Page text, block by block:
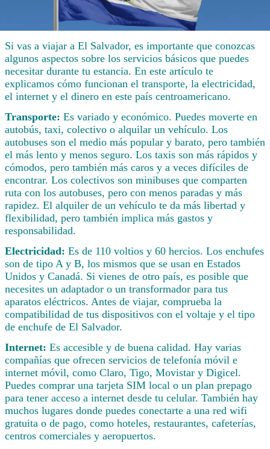
Si vas a viajar a El Salvador, es importante que conozcas
algunos aspectos sobre los servicios básicos que puedes
necesitar durante tu estancia. En este artículo te
explicamos cómo funcionan el transporte, la electricidad,
el internet y el dinero en este país centroamericano.
Transporte: Es variado y económico. Puedes moverte en
autobús, taxi, colectivo o alquilar un vehículo. Los
autobuses son el medio más popular y barato, pero también
el más lento y menos seguro. Los taxis son más rápidos y
cómodos, pero también más caros y a veces difíciles de
encontrar. Los colectivos son minibuses que comparten
ruta con los autobuses, pero con menos paradas y más
rapidez. El alquiler de un vehículo te da más libertad y
flexibilidad, pero también implica más gastos y
responsabilidad.
Electricidad: Es de 110 voltios y 60 hercios. Los enchufes
son de tipo A y B, los mismos que se usan en Estados
Unidos y Canadá. Si vienes de otro país, es posible que
necesites un adaptador o un transformador para tus
aparatos eléctricos. Antes de viajar, comprueba la
compatibilidad de tus dispositivos con el voltaje y el tipo
de enchufe de El Salvador.
Internet: Es accesible y de buena calidad. Hay varias
compañías que ofrecen servicios de telefonía móvil e
internet móvil, como Claro, Tigo, Movistar y Digicel.
Puedes comprar una tarjeta SIM local o un plan prepago
para tener acceso a internet desde tu celular. También hay
muchos lugares donde puedes conectarte a una red wifi
gratuita o de pago, como hoteles, restaurantes, cafeterías,
centros comerciales y aeropuertos.